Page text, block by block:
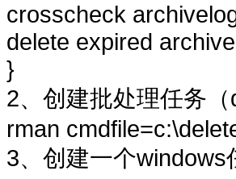
crosscheck
delete expired
}
2、创建批处理任务
rman
3、创建一个